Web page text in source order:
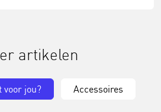
artikelen
voor jou? Accessoires